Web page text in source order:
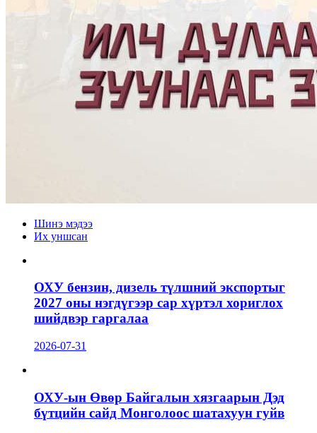
Шинэ мэдээ
Их уншсан
ОХУ бензин, дизель түлшний экспортыг
2027 оны нэгдүгээр сар хүртэл хориглох
шийдвэр гаргалаа
2026-07-31
ОХУ-ын Өвөр Байгалын хязгаарын Дэд
бүтцийн сайд Монголоос шатахуун гуйв